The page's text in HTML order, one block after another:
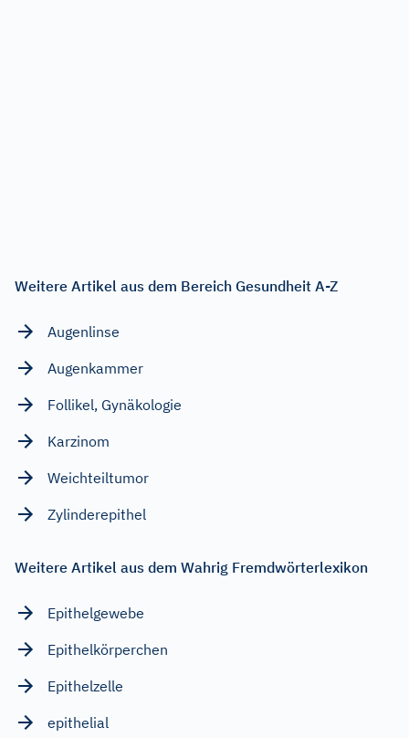
Weitere Artikel aus dem Bereich Gesundheit A-Z
Augenlinse
Augenkammer
Follikel, Gynäkologie
Karzinom
Weichteiltumor
Zylinderepithel
Weitere Artikel aus dem Wahrig Fremdwörterlexikon
Epithelgewebe
Epithelkörperchen
Epithelzelle
epithelial